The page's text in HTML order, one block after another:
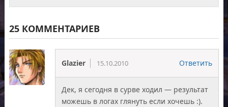
25 КОММЕНТАРИЕВ
Glazier 15.10.2010 Ответить
Дек, я сегодня в сурве ходил — результат
можешь в логах глянуть если хочешь :).